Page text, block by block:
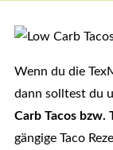
Wenn du die
dann solltest du
Carb Tacos bzw.
gängige Taco